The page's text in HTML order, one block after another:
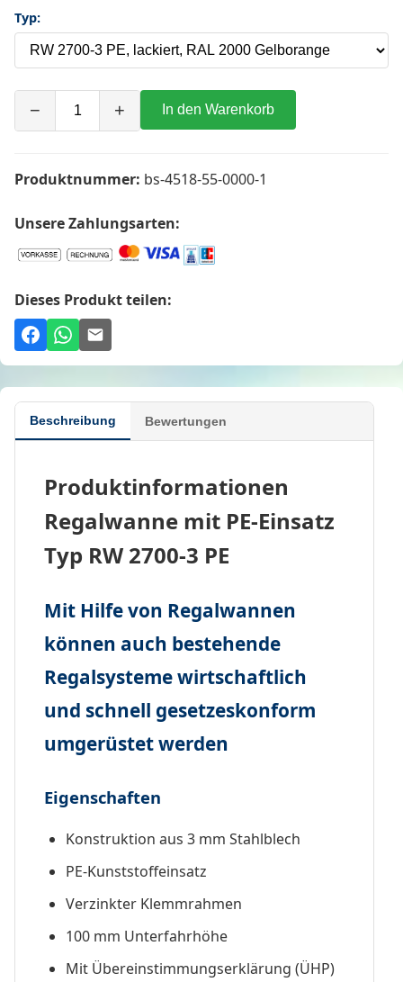
Typ:
− + In den Warenkorb
Produktnummer: bs-4518-55-0000-1
Unsere Zahlungsarten:
Dieses Produkt teilen:
Beschreibung Bewertungen
Produktinformationen
Regalwanne mit PE-Einsatz
Typ RW 2700-3 PE
Mit Hilfe von Regalwannen
können auch bestehende
Regalsysteme wirtschaftlich
und schnell gesetzeskonform
umgerüstet werden
Eigenschaften
Konstruktion aus 3 mm Stahlblech
PE-Kunststoffeinsatz
Verzinkter Klemmrahmen
100 mm Unterfahrhöhe
Mit Übereinstimmungserklärung (ÜHP)